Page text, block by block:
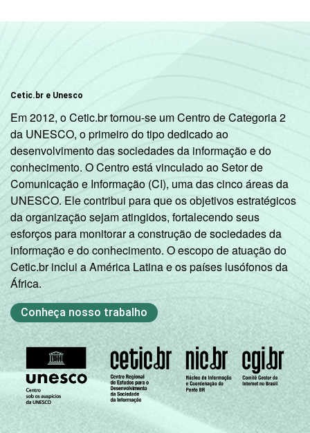
Cetic.br e Unesco
Em 2012, o Cetic.br tornou-se um Centro de Categoria 2
da UNESCO, o primeiro do tipo dedicado ao
desenvolvimento das sociedades da informação e do
conhecimento. O Centro está vinculado ao Setor de
Comunicação e Informação (CI), uma das cinco áreas da
UNESCO. Ele contribui para que os objetivos estratégicos
da organização sejam atingidos, fortalecendo seus
esforços para monitorar a construção de sociedades da
informação e do conhecimento. O escopo de atuação do
Cetic.br inclui a América Latina e os países lusófonos da
África.
Conheça nosso trabalho